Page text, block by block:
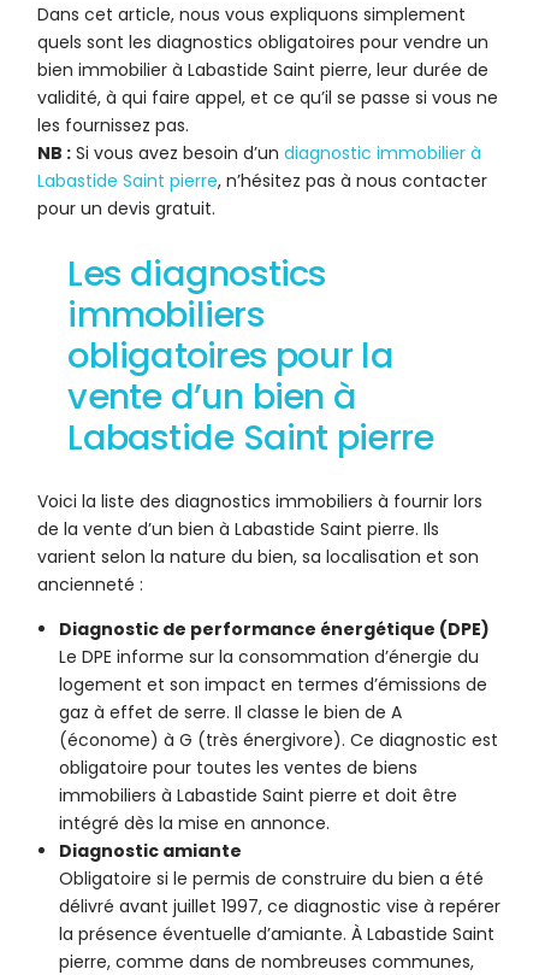
Dans cet article, nous vous expliquons simplement
quels sont les diagnostics obligatoires pour vendre un
bien immobilier à Labastide Saint pierre, leur durée de
validité, à qui faire appel, et ce qu’il se passe si vous ne
les fournissez pas.
NB : Si vous avez besoin d’undiagnostic immobilier à
Labastide Saint pierre, n’hésitez pas à nous contacter
pour un devis gratuit.
Les diagnostics
immobiliers
obligatoires pour la
vente d’un bien à
Labastide Saint pierre
Voici la liste des diagnostics immobiliers à fournir lors
de la vente d’un bien à Labastide Saint pierre. Ils
varient selon la nature du bien, sa localisation et son
ancienneté :
Diagnostic de performance énergétique (DPE)
Le DPE informe sur la consommation d’énergie du
logement et son impact en termes d’émissions de
gaz à effet de serre. Il classe le bien de A
(économe) à G (très énergivore). Ce diagnostic est
obligatoire pour toutes les ventes de biens
immobiliers à Labastide Saint pierre et doit être
intégré dès la mise en annonce.
Diagnostic amiante
Obligatoire si le permis de construire du bien a été
délivré avant juillet 1997, ce diagnostic vise à repérer
la présence éventuelle d’amiante. À Labastide Saint
pierre, comme dans de nombreuses communes,